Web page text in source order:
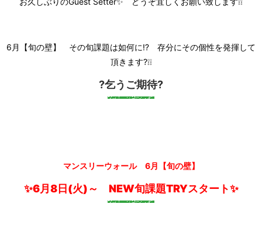
6月【旬の壁】 その旬課題は如何に⁉ 存分にその個性を発揮して
頂きます?❕❕
?乞うご期待?
マンスリーウォール 6月【旬の壁】
✨6月8日(火)～ NEW旬課題TRYスタート✨